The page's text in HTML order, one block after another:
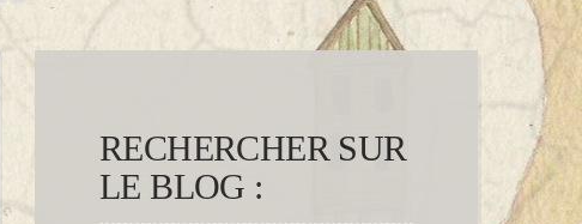
RECHERCHER SUR
LE BLOG :